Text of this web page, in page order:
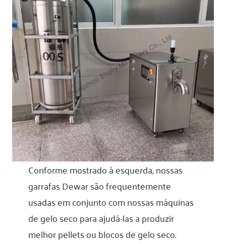
Conforme mostrado à esquerda, nossas
garrafas Dewar são frequentemente
usadas em conjunto com nossas máquinas
de gelo seco para ajudá-las a produzir
melhor pellets ou blocos de gelo seco.